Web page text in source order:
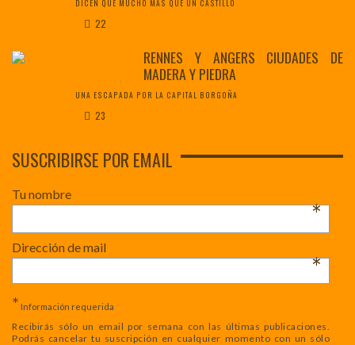
DICEN QUE MUCHO MÁS QUE UN CASTILLO
22
RENNES Y ANGERS CIUDADES DE
MADERA Y PIEDRA
UNA ESCAPADA POR LA CAPITAL BORGOÑA
23
SUSCRIBIRSE POR EMAIL
Tu nombre
*
Dirección de mail
*
* Información requerida
Recibirás sólo un email por semana con las últimas publicaciones.
Podrás cancelar tu suscripción en cualquier momento con un sólo